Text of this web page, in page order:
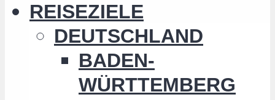
REISEZIELE
DEUTSCHLAND
BADEN-
WÜRTTEMBERG